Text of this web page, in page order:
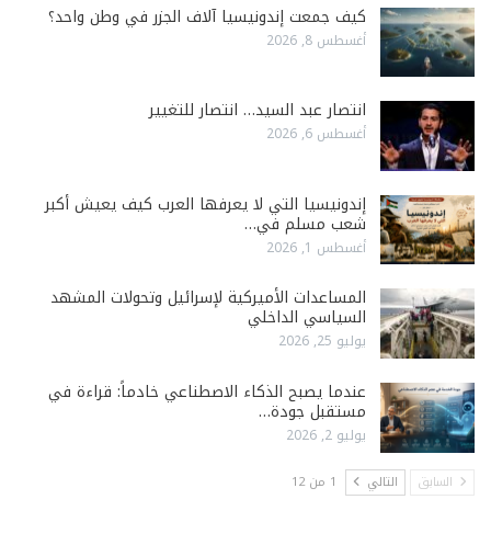
كيف جمعت إندونيسيا آلاف الجزر في وطن واحد؟
أغسطس 8, 2026
انتصار عبد السيد… انتصار للتغيير
أغسطس 6, 2026
إندونيسيا التي لا يعرفها العرب كيف يعيش أكبر
شعب مسلم في…
أغسطس 1, 2026
المساعدات الأميركية لإسرائيل وتحولات المشهد
السياسي الداخلي
يوليو 25, 2026
عندما يصبح الذكاء الاصطناعي خادماً: قراءة في
مستقبل جودة…
يوليو 2, 2026
السابق التالي 1 من 12